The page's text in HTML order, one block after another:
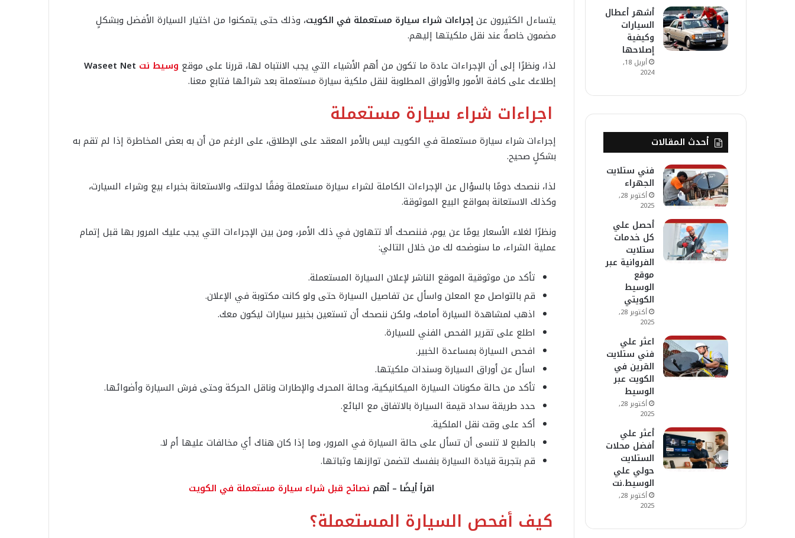
يتساءل الكثيرون عنإجراءات شراء سيارة مستعملة في الكويت، وذلك حتى يتمكنوا من اختيار السيارة الأفضل وبشكلٍ
مضمون خاصةً عند نقل ملكيتها إليهم.
لذا، ونظرًا إلى أن الإجراءات عادة ما تكون من أهم الأشياء التي يجب الانتباه لها، قررنا على موقع وسيط نت
إطلاعك على كافة الأمور والأوراق المطلوبة لنقل ملكية سيارة مستعملة بعد شرائها فتابع معنا.
اجراءات شراء سيارة مستعملة
إجراءات شراء سيارة مستعملة في الكويت ليس بالأمر المعقد على الإطلاق، على الرغم من أن به بعض المخاطرة إذا لم تقم به
بشكلٍ صحيح.
لذا، ننصحك دومًا بالسؤال عن الإجراءات الكاملة لشراء سيارة مستعملة وفقًا لدولتك، والاستعانة بخبراء بيع وشراء السيارت،
وكذلك الاستعانة بمواقع البيع الموثوقة.
ونظرًا لغلاء الأسعار يومًا عن يوم، فننصحك ألا تتهاون في ذلك الأمر، ومن بين الإجراءات التي يجب عليك المرور بها قبل إتمام
عملية الشراء، ما سنوضحه لك من خلال التالي:
تأكد من موثوقية الموقع الناشر لإعلان السيارة المستعملة.
قم بالتواصل مع المعلن واسأل عن تفاصيل السيارة حتى ولو كانت مكتوبة في الإعلان.
اذهب لمشاهدة السيارة أمامك، ولكن ننصحك أن تستعين بخبير سيارات ليكون معك.
اطلع على تقرير الفحص الفني للسيارة.
افحص السيارة بمساعدة الخبير.
اسأل عن أوراق السيارة وسندات ملكيتها.
تأكد من حالة مكونات السيارة الميكانيكية، وحالة المحرك والإطارات وناقل الحركة وحتى فرش السيارة وأضوائها.
حدد طريقة سداد قيمة السيارة بالاتفاق مع البائع.
أكد على وقت نقل الملكية.
بالطبع لا تنسى أن تسأل على حالة السيارة في المرور، وما إذا كان هناك أي مخالفات عليها أم لا.
قم بتجربة قيادة السيارة بنفسك لتضمن توازنها وثباتها.
اقرأ أيضًا – أهم نصائح قبل شراء سيارة مستعملة في الكويت
كيف أفحص السيارة المستعملة؟
أشهر أعطال
السيارات
وكيفية
إصلاحها
أبريل 18,
2024
أحدث المقالات
فني ستلايت
الجهراء
أكتوبر 28,
2025
أحصل علي
كل خدمات
ستلايت
الفروانية عبر
موقع
الوسيط
الكويتي
أكتوبر 28,
2025
اعثر علي
فني ستلايت
القرين في
الكويت عبر
الوسيط
أكتوبر 28,
2025
أعثر علي
أفضل محلات
الستلايت
حولي علي
الوسيط.نت
أكتوبر 28,
2025